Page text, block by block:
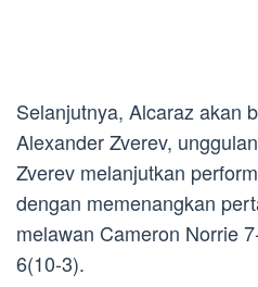
Selanjutnya, Alcaraz akan
Alexander Zverev,
Zverev melanjutkan
dengan memenangkan
melawan Cameron Norrie
6(10-3).